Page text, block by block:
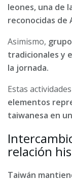
leones, una de
reconocidas de
Asimismo,
tradicionales y
la jornada.
Estas
elementos
taiwanesa en
relación
Taiwán